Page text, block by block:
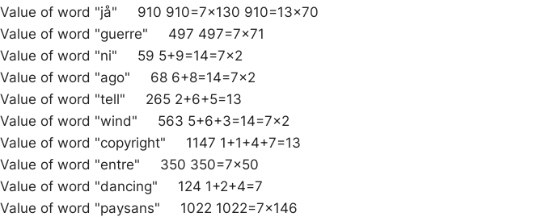
Value of word "jå" 910 910=7×130 910=13×70
Value of word "guerre" 497 497=7×71
Value of word "ni" 59 5+9=14=7×2
Value of word "ago" 68 6+8=14=7×2
Value of word "tell" 265 2+6+5=13
Value of word "wind" 563 5+6+3=14=7×2
Value of word "copyright" 1147 1+1+4+7=13
Value of word "entre" 350 350=7×50
Value of word "dancing" 124 1+2+4=7
Value of word "paysans" 1022 1022=7×146